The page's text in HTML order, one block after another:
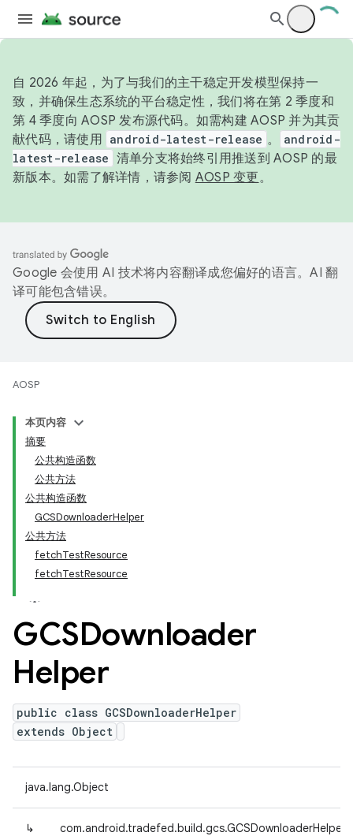
自 2026 年起，为了与我们的主干稳定开发模型保持一
致，并确保生态系统的平台稳定性，我们将在第 2 季度和
第 4 季度向 AOSP 发布源代码。如需构建 AOSP 并为其贡
献代码，请使用 android-latest-release 。
android-
latest-release 清单分支将始终引用推送到 AOSP 的最
新版本。如需了解详情，请参阅 AOSP 变更。
Google 会使用 AI 技术将内容翻译成您偏好的语言。AI 翻
译可能包含错误。
AOSP
本页内容
摘要
公共构造函数
公共方法
公共构造函数
GCSDownloaderHelper
公共方法
fetchTestResource
fetchTestResource
GCSDownloader
Helper
public class GCSDownloaderHelper
extends Object
java.lang.Object
↳ com.android.tradefed.build.gcs.GCSDownloaderHelper